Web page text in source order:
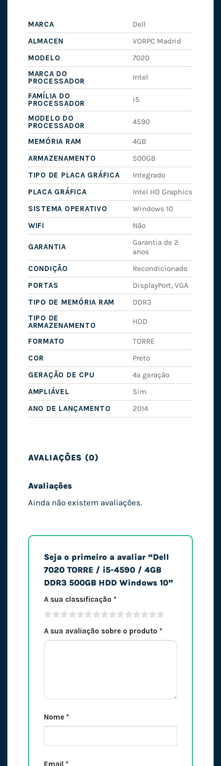
MARCA
Dell
ALMACEN
VORPC Madrid
MODELO
7020
MARCA DO
PROCESSADOR
Intel
FAMÍLIA DO
PROCESSADOR
i5
MODELO DO
PROCESSADOR
4590
MEMÓRIA RAM
4GB
ARMAZENAMENTO
500GB
TIPO DE PLACA GRÁFICA
Integrado
PLACA GRÁFICA
Intel HD Graphics
SISTEMA OPERATIVO
Windows 10
WIFI
Não
GARANTIA
Garantia de 2
anos
CONDIÇÃO
Recondicionado
PORTAS
DisplayPort, VGA
TIPO DE MEMÓRIA RAM
DDR3
TIPO DE
ARMAZENAMENTO
HDD
FORMATO
TORRE
COR
Preto
GERAÇÃO DE CPU
4ª geração
AMPLIÁVEL
Sim
ANO DE LANÇAMENTO
2014
AVALIAÇÕES (0)
Avaliações
Ainda não existem avaliações.
Seja o primeiro a avaliar “Dell
7020 TORRE / i5-4590 / 4GB
DDR3 500GB HDD Windows 10”
A sua classificação *
A sua avaliação sobre o produto *
Nome *
Email *